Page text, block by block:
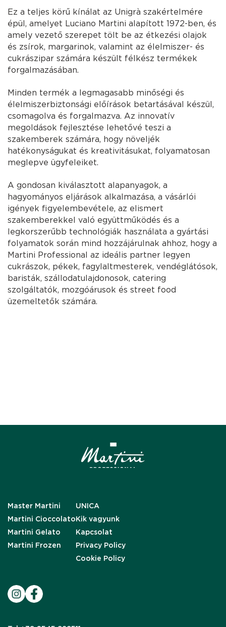
Ez a teljes körű kínálat az Unigrà szakértelmére
épül, amelyet Luciano Martini alapított 1972-ben, és
amely vezető szerepet tölt be az étkezési olajok
és zsírok, margarinok, valamint az élelmiszer- és
cukrászipar számára készült félkész termékek
forgalmazásában.
Minden termék a legmagasabb minőségi és
élelmiszerbiztonsági előírások betartásával készül,
csomagolva és forgalmazva. Az innovatív
megoldások fejlesztése lehetővé teszi a
szakemberek számára, hogy növeljék
hatékonyságukat és kreativitásukat, folyamatosan
meglepve ügyfeleiket.
A gondosan kiválasztott alapanyagok, a
hagyományos eljárások alkalmazása, a vásárlói
igények figyelembevétele, az elismert
szakemberekkel való együttműködés és a
legkorszerűbb technológiák használata a gyártási
folyamatok során mind hozzájárulnak ahhoz, hogy a
Martini Professional az ideális partner legyen
cukrászok, pékek, fagylaltmesterek, vendéglátósok,
baristák, szállodatulajdonosok, catering
szolgáltatók, mozgóárusok és street food
üzemeltetők számára.
Master Martini
Martini Cioccolato
Martini Gelato
Martini Frozen
UNICA
Kik vagyunk
Kapcsolat
Privacy Policy
Cookie Policy